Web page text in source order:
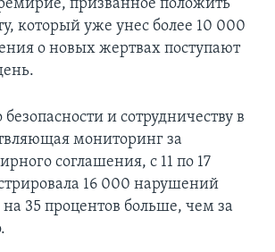
призванное положить
который уже унес более 10 000
о новых жертвах поступают
и сотрудничеству в
мониторинг за
соглашения, с 11 по 17
16 000 нарушений
35 процентов больше, чем за